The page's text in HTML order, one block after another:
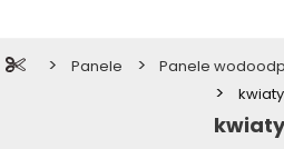
> Panele > Panele
> kwiaty
kwiaty